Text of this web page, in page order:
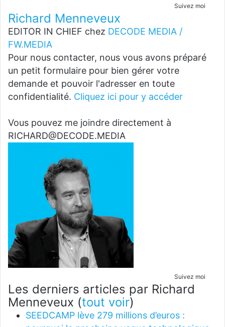
Suivez moi
Richard Menneveux
EDITOR IN CHIEF chez DECODE MEDIA /
FW.MEDIA
Pour nous contacter, nous vous avons préparé
un petit formulaire pour bien gérer votre
demande et pouvoir l'adresser en toute
confidentialité. Cliquez ici pour y accéder
Vous pouvez me joindre directement à
RICHARD@DECODE.MEDIA
Suivez moi
Les derniers articles par Richard
Menneveux (tout voir)
SEEDCAMP lève 279 millions d’euros :